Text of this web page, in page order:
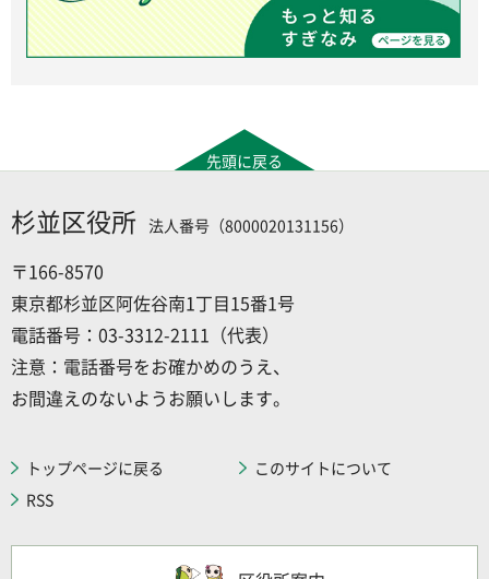
先頭に戻る
杉並区役所 法人番号（8000020131156）
〒166-8570
東京都杉並区阿佐谷南1丁目15番1号
電話番号：03-3312-2111（代表）
注意：電話番号をお確かめのうえ、
お間違えのないようお願いします。
トップページに戻る
このサイトについて
RSS